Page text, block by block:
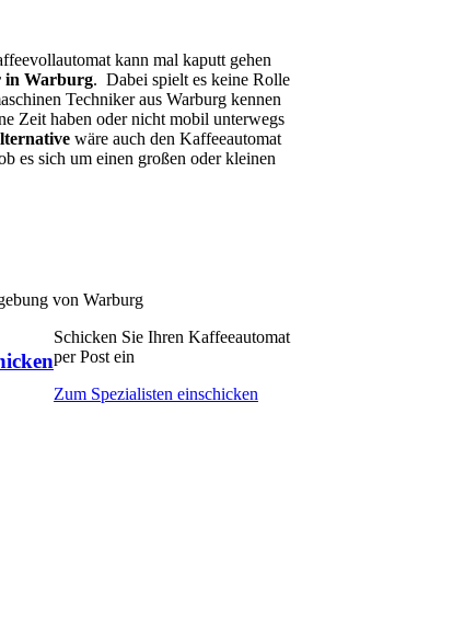
kann mal kaputt gehen
in Warburg. Dabei spielt es keine Rolle
Techniker aus Warburg kennen
Zeit haben oder nicht mobil unterwegs
wäre auch den Kaffeeautomat
es sich um einen großen oder kleinen
von Warburg
Schicken Sie Ihren Kaffeeautomat
per Post ein
Zum Spezialisten einschicken